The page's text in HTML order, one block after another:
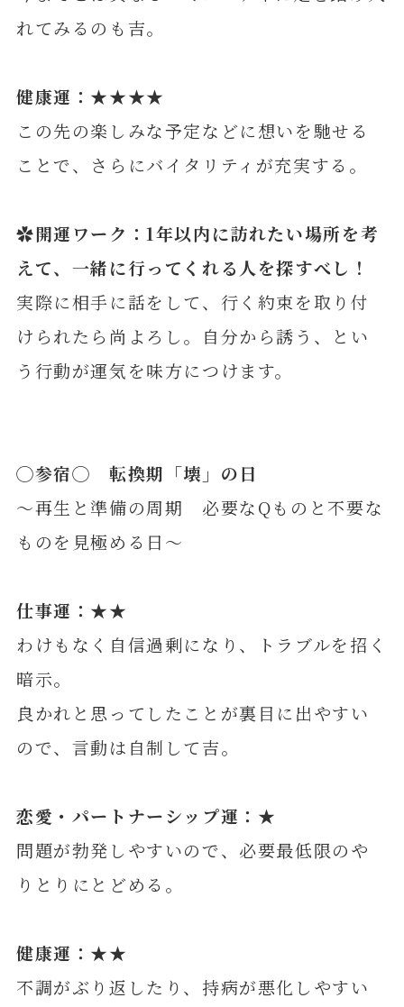
れてみるのも吉。
健康運：★★★★
この先の楽しみな予定などに想いを馳せる
ことで、さらにバイタリティが充実する。
✿開運ワーク：1年以内に訪れたい場所を考
えて、一緒に行ってくれる人を探すべし！
実際に相手に話をして、行く約束を取り付
けられたら尚よろし。自分から誘う、とい
う行動が運気を味方につけます。
◯参宿◯ 転換期「壊」の日
～再生と準備の周期 必要なQものと不要な
ものを見極める日～
仕事運：★★
わけもなく自信過剰になり、トラブルを招く
暗示。
良かれと思ってしたことが裏目に出やすい
ので、言動は自制して吉。
恋愛・パートナーシップ運：★
問題が勃発しやすいので、必要最低限のや
りとりにとどめる。
健康運：★★
不調がぶり返したり、持病が悪化しやすい